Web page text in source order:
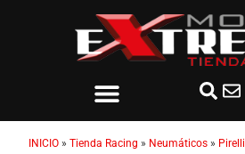
INICIO » Tienda Racing » Neumáticos » Pirelli